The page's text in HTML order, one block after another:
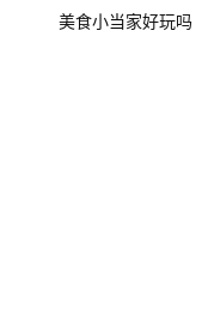
美食小当家好玩吗